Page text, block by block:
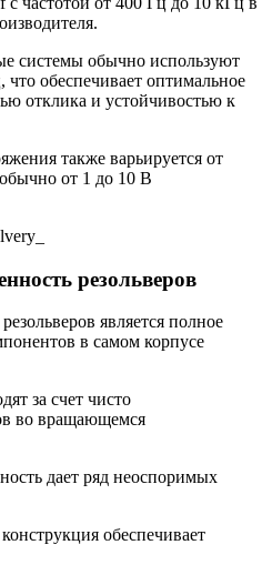
системы обычно используют
обеспечивает оптимальное
отклика и устойчивостью к
также варьируется от
от 1 до 10 В
резольверов
является полное
в самом корпусе
за счет чисто
во вращающемся
дает ряд неоспоримых
обеспечивает